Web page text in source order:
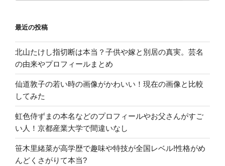
最近の投稿
北山たけし指切断は本当？子供や嫁と別居の真実。芸名
の由来やプロフィールまとめ
仙道敦子の若い時の画像がかわいい！現在の画像と比較
してみた
虹色侍ずまの本名などのプロフィールやお父さんがすご
い人！京都産業大学で間違いなし
笹木里緒菜が高学歴で趣味や特技が全国レベル!性格がめ
んどくさがりて本当?